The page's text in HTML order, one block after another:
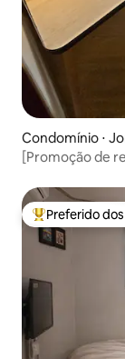
Condomínio ⋅
[Promoção de
Entre os
Preferido